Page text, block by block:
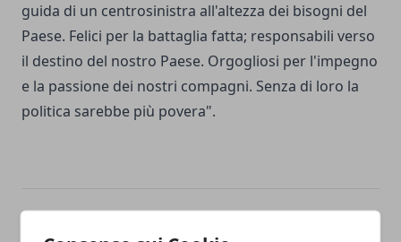
guida di un centrosinistra all'altezza dei bisogni del
Paese. Felici per la battaglia fatta; responsabili verso
il destino del nostro Paese. Orgogliosi per l'impegno
e la passione dei nostri compagni. Senza di loro la
politica sarebbe più povera".